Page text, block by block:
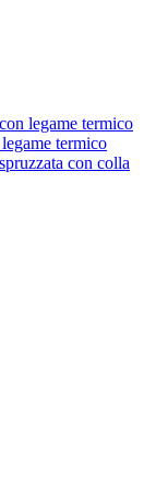
legame termico
termico
con colla